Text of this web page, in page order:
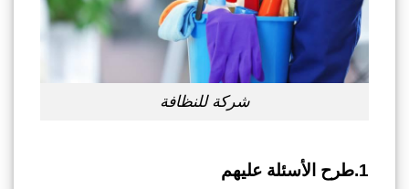
شركة للنظافة
1.طرح الأسئلة عليهم